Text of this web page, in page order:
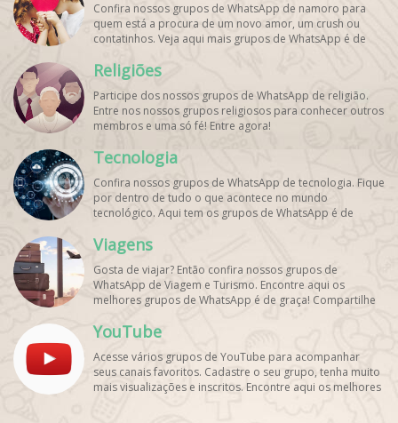
Confira nossos grupos de WhatsApp de namoro para
quem está a procura de um novo amor, um crush ou
contatinhos. Veja aqui mais grupos de WhatsApp é de
Religiões
Participe dos nossos grupos de WhatsApp de religião.
Entre nos nossos grupos religiosos para conhecer outros
membros e uma só fé! Entre agora!
Tecnologia
Confira nossos grupos de WhatsApp de tecnologia. Fique
por dentro de tudo o que acontece no mundo
tecnológico. Aqui tem os grupos de WhatsApp é de
Viagens
Gosta de viajar? Então confira nossos grupos de
WhatsApp de Viagem e Turismo. Encontre aqui os
melhores grupos de WhatsApp é de graça! Compartilhe
YouTube
Acesse vários grupos de YouTube para acompanhar
seus canais favoritos. Cadastre o seu grupo, tenha muito
mais visualizações e inscritos. Encontre aqui os melhores